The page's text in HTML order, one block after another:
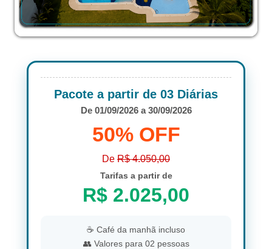
Pacote a partir de 03 Diárias
De 01/09/2026 a 30/09/2026
50% OFF
De R$ 4.050,00
Tarifas a partir de
R$ 2.025,00
☕ Café da manhã incluso
👥 Valores para 02 pessoas